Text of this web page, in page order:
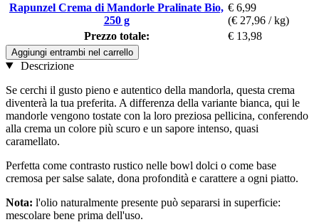
Rapunzel Crema di Mandorle Pralinate Bio,
250 g
€ 6,99
(€ 27,96 / kg)
Prezzo totale:
€ 13,98
Aggiungi entrambi nel carrello
Descrizione
Se cerchi il gusto pieno e autentico della mandorla, questa crema
diventerà la tua preferita. A differenza della variante bianca, qui le
mandorle vengono tostate con la loro preziosa pellicina, conferendo
alla crema un colore più scuro e un sapore intenso, quasi
caramellato.
Perfetta come contrasto rustico nelle bowl dolci o come base
cremosa per salse salate, dona profondità e carattere a ogni piatto.
Nota: l'olio naturalmente presente può separarsi in superficie:
mescolare bene prima dell'uso.